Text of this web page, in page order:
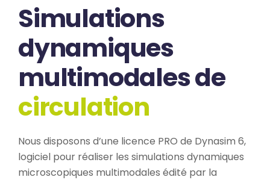
Simulations
dynamiques
multimodales de
circulation
Nous disposons d’une licence PRO de Dynasim 6,
logiciel pour réaliser les simulations dynamiques
microscopiques multimodales édité par la